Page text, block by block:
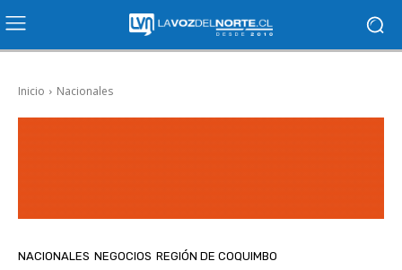
Inicio Nacionales
NACIONALES NEGOCIOS REGIÓN DE COQUIMBO